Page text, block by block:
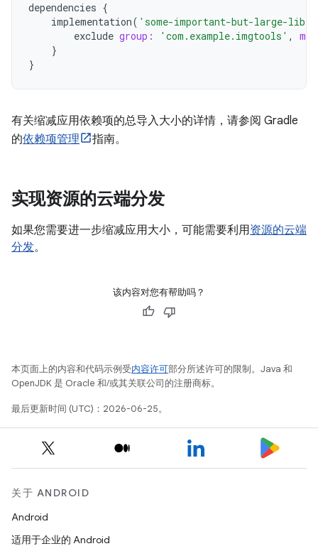
dependencies {
implementation( 'some-important-but-large-
exclude group: 'com.example.imgtools' ,
}
}
有关缩减应用依赖项的总导入大小的详情，请参阅 Gradle
的依赖项管理 指南。
实现资源的云端分发
如果您需要进一步缩减应用大小，可能需要利用资源的云端
分发。
该内容对您有帮助吗？
本页面上的内容和代码示例受内容许可部分所述许可的限制。Java 和
OpenJDK 是 Oracle 和/或其关联公司的注册商标。
最后更新时间 (UTC)：2026-06-25。
关于 ANDROID
Android
适用于企业的 Android